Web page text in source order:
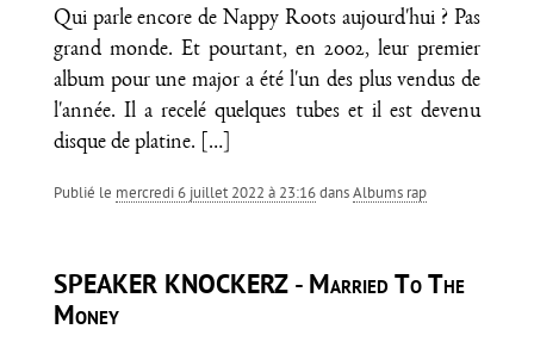
Qui parle encore de Nappy Roots aujourd'hui ? Pas
grand monde. Et pourtant, en 2002, leur premier
album pour une major a été l'un des plus vendus de
l'année. Il a recelé quelques tubes et il est devenu
disque de platine.
[…]
Publié le mercredi 6 juillet 2022 à 23:16dansAlbums rap
SPEAKER KNOCKERZ - Married To The
Money